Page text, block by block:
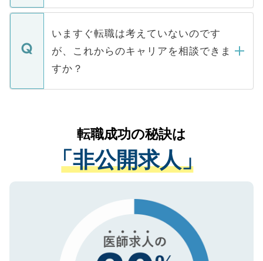
関を公にしてしまうと、応募が殺到する場
に、医療機関が求める条件に合った人材の
みを人材紹介会社に依頼するケースが増え
ています。
定を承諾する必要はありません。内定先へ
の辞退の連絡はキャリアパートナーが行い
ますので、ご安心ください。
個人情報が漏えいすることはありませんの
で、ご安心ください。当サイトからの登録
などで収集したご登録者様の個人情報は、
ご本人のキャリアアップおよび転職活動の
支援を目的に使用いたします。お預かりし
ているすべての個人データはご本人の許可
は、個人情報の取り扱いについての厳密な
管理基準を満たした事業者のみに付与され
る、プライバシーマークを取得済みです。
ご登録いただいた個人情報は、SSL（デー
で、機密保持に関してもご安心ください。
いますぐ転職は考えていないのです
が、これからのキャリアを相談できま
すか？
かがいして、現在の医療機関の状況や紹介
経験をまじえながら、適切なアドバイスを
させていただきます。すぐにご転職をされ
ない方には、長期的なサポートが可能です
ので、まずはご登録ください。
転職成功の秘訣は
「非公開求人」